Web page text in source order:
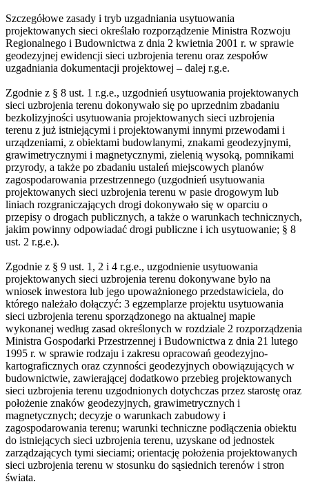
Szczegółowe zasady i tryb uzgadniania usytuowania
projektowanych sieci określało rozporządzenie Ministra Rozwoju
Regionalnego i Budownictwa z dnia 2 kwietnia 2001 r. w sprawie
geodezyjnej ewidencji sieci uzbrojenia terenu oraz zespołów
uzgadniania dokumentacji projektowej – dalej r.g.e.
Zgodnie z § 8 ust. 1 r.g.e., uzgodnień usytuowania projektowanych
sieci uzbrojenia terenu dokonywało się po uprzednim zbadaniu
bezkolizyjności usytuowania projektowanych sieci uzbrojenia
terenu z już istniejącymi i projektowanymi innymi przewodami i
urządzeniami, z obiektami budowlanymi, znakami geodezyjnymi,
grawimetrycznymi i magnetycznymi, zielenią wysoką, pomnikami
przyrody, a także po zbadaniu ustaleń miejscowych planów
zagospodarowania przestrzennego (uzgodnień usytuowania
projektowanych sieci uzbrojenia terenu w pasie drogowym lub
liniach rozgraniczających drogi dokonywało się w oparciu o
przepisy o drogach publicznych, a także o warunkach technicznych,
jakim powinny odpowiadać drogi publiczne i ich usytuowanie; § 8
ust. 2 r.g.e.).
Zgodnie z § 9 ust. 1, 2 i 4 r.g.e., uzgodnienie usytuowania
projektowanych sieci uzbrojenia terenu dokonywane było na
wniosek inwestora lub jego upoważnionego przedstawiciela, do
którego należało dołączyć: 3 egzemplarze projektu usytuowania
sieci uzbrojenia terenu sporządzonego na aktualnej mapie
wykonanej według zasad określonych w rozdziale 2 rozporządzenia
Ministra Gospodarki Przestrzennej i Budownictwa z dnia 21 lutego
1995 r. w sprawie rodzaju i zakresu opracowań geodezyjno-
kartograficznych oraz czynności geodezyjnych obowiązujących w
budownictwie, zawierającej dodatkowo przebieg projektowanych
sieci uzbrojenia terenu uzgodnionych dotychczas przez starostę oraz
położenie znaków geodezyjnych, grawimetrycznych i
magnetycznych; decyzje o warunkach zabudowy i
zagospodarowania terenu; warunki techniczne podłączenia obiektu
do istniejących sieci uzbrojenia terenu, uzyskane od jednostek
zarządzających tymi sieciami; orientację położenia projektowanych
sieci uzbrojenia terenu w stosunku do sąsiednich terenów i stron
świata.